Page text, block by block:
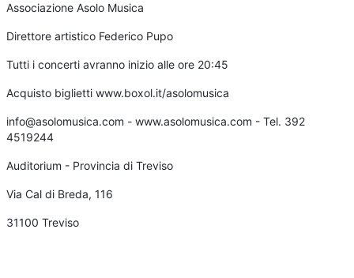
Associazione Asolo Musica
Direttore artistico Federico Pupo
Tutti i concerti avranno inizio alle ore 20:45
Acquisto biglietti www.boxol.it/asolomusica
info@asolomusica.com - www.asolomusica.com - Tel. 392
4519244
Auditorium - Provincia di Treviso
Via Cal di Breda, 116
31100 Treviso